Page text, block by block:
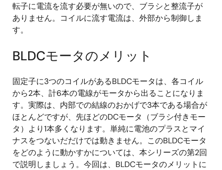
転子に電流を流す必要が無いので、ブラシと整流子が
ありません。コイルに流す電流は、外部から制御しま
す。
BLDCモータのメリット
固定子に3つのコイルがあるBLDCモータは、各コイル
から2本、計6本の電線がモータから出ることになりま
す。実際は、内部での結線のおかげで3本である場合が
ほとんどですが、先ほどのDCモータ（ブラシ付きモー
タ）より1本多くなります。単純に電池のプラスとマイ
ナスをつないだだけでは動きません。このBLDCモータ
をどのように動かすかについては、本シリーズの第2回
で説明しましょう。今回は、BLDCモータのメリットに